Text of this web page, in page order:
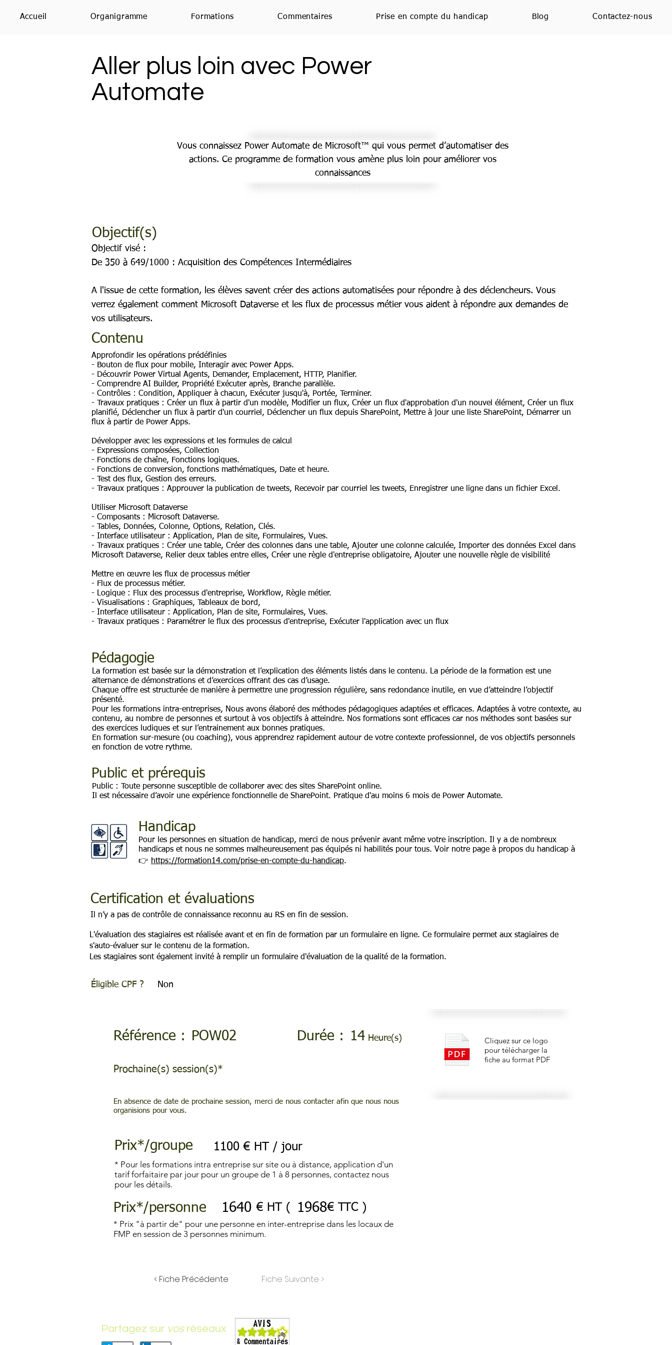
Accueil Organigramme Formations Commentaires Prise en compte du handicap Blog Contactez-nous
Aller plus loin avec Power
Automate
Vous connaissez Power Automate de Microsoft™ qui vous permet d’automatiser des
actions. Ce programme de formation vous amène plus loin pour améliorer vos
connaissances
Objectif(s)
Objectif visé :
De 350 à 649/1000 : Acquisition des Compétences Intermédiaires
A l'issue de cette formation, les élèves savent créer des actions automatisées pour répondre à des déclencheurs. Vous
verrez également comment Microsoft Dataverse et les flux de processus métier vous aident à répondre aux demandes de
vos utilisateurs.
Contenu
Approfondir les opérations prédéfinies
- Bouton de flux pour mobile, Interagir avec Power Apps.
- Découvrir Power Virtual Agents, Demander, Emplacement, HTTP, Planifier.
- Comprendre AI Builder, Propriété Exécuter après, Branche parallèle.
- Contrôles : Condition, Appliquer à chacun, Exécuter jusqu'à, Portée, Terminer.
- Travaux pratiques : Créer un flux à partir d'un modèle, Modifier un flux, Créer un flux d'approbation d'un nouvel élément, Créer un flux
planifié, Déclencher un flux à partir d'un courriel, Déclencher un flux depuis SharePoint, Mettre à jour une liste SharePoint, Démarrer un
flux à partir de Power Apps.
Développer avec les expressions et les formules de calcul
- Expressions composées, Collection
- Fonctions de chaîne, Fonctions logiques.
- Fonctions de conversion, fonctions mathématiques, Date et heure.
- Test des flux, Gestion des erreurs.
- Travaux pratiques : Approuver la publication de tweets, Recevoir par courriel les tweets, Enregistrer une ligne dans un fichier Excel.
Utiliser Microsoft Dataverse
- Composants : Microsoft Dataverse.
- Tables, Données, Colonne, Options, Relation, Clés.
- Interface utilisateur : Application, Plan de site, Formulaires, Vues.
- Travaux pratiques : Créer une table, Créer des colonnes dans une table, Ajouter une colonne calculée, Importer des données Excel dans
Microsoft Dataverse, Relier deux tables entre elles, Créer une règle d'entreprise obligatoire, Ajouter une nouvelle règle de visibilité
Mettre en œuvre les flux de processus métier
- Flux de processus métier.
- Logique : Flux des processus d'entreprise, Workflow, Règle métier.
- Visualisations : Graphiques, Tableaux de bord,
- Interface utilisateur : Application, Plan de site, Formulaires, Vues.
- Travaux pratiques : Paramétrer le flux des processus d'entreprise, Exécuter l'application avec un flux
Pédagogie
La formation est basée sur la démonstration et l’explication des éléments listés dans le contenu. La période de la formation est une
alternance de démonstrations et d’exercices offrant des cas d’usage.
Chaque offre est structurée de manière à permettre une progression régulière, sans redondance inutile, en vue d’atteindre l’objectif
présenté.
Pour les formations intra-entreprises, Nous avons élaboré des méthodes pédagogiques adaptées et efficaces. Adaptées à votre contexte, au
contenu, au nombre de personnes et surtout à vos objectifs à atteindre. Nos formations sont efficaces car nos méthodes sont basées sur
des exercices ludiques et sur l’entrainement aux bonnes pratiques.
En formation sur-mesure (ou coaching), vous apprendrez rapidement autour de votre contexte professionnel, de vos objectifs personnels
en fonction de votre rythme.
Public et prérequis
Public : Toute personne susceptible de collaborer avec des sites SharePoint online.
Il est nécessaire d’avoir une expérience fonctionnelle de SharePoint. Pratique d'au moins 6 mois de Power Automate.
Handicap
Pour les personnes en situation de handicap, merci de nous prévenir avant même votre inscription. Il y a de nombreux
handicaps et nous ne sommes malheureusement pas équipés ni habilités pour tous. Voir notre page à propos du handicap à
👉 https://formation14.com/prise-en-compte-du-handicap.
Certification et évaluations
Il n’y a pas de contrôle de connaissance reconnu au RS en fin de session.
L'évaluation des stagiaires est réalisée avant et en fin de formation par un formulaire en ligne. Ce formulaire permet aux stagiaires de
s'auto-évaluer sur le contenu de la formation.
Les stagiaires sont également invité à remplir un formulaire d'évaluation de la qualité de la formation.
Éligible CPF ? Non
Référence : POW02 14
Durée : Heure(s)
Prochaine(s) session(s)*
En absence de date de prochaine session, merci de nous contacter afin que nous nous
organisions pour vous.
Prix*/groupe 1100 € HT / jour
* Pour les formations intra entreprise sur site ou à distance, application d'un
tarif forfaitaire par jour pour un groupe de 1 à 8 personnes, contactez nous
pour les détails.
Prix*/personne 1640 € HT ( 1968€ TTC )
* Prix "à partir de" pour une personne en inter-entreprise dans les locaux de
FMP en session de 3 personnes minimum.
Cliquez sur ce logo
pour télécharger la
fiche au format PDF
< Fiche Précédente Fiche Suivante >
Partagez sur vos réseaux